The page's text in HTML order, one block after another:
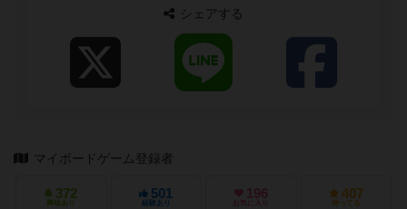
シェアする
マイボードゲーム登録者
372
興味あり
501
経験あり
196
お気に入り
407
持ってる